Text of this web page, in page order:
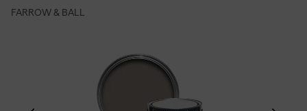
FARROW & BALL